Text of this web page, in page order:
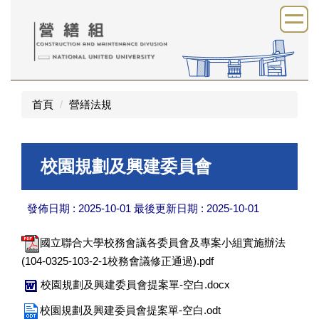
首頁 營繕法規
校園規劃及興建委員會
發佈日期 : 2025-10-01 最後更新日期 : 2025-10-01
國立聯合大學校務會議各委員會及專案小組實施辦法
(104-0325-103-2-1校務會議修正通過).pdf
校園規劃及興建委員會提案單-空白.docx
校園規劃及興建委員會提案單-空白.odt